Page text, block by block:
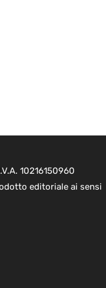
10216150960
editoriale ai sensi